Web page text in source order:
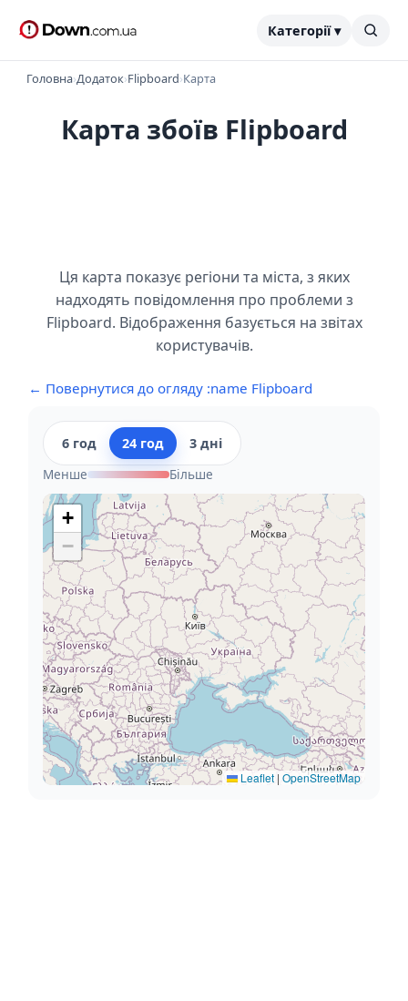
Категорії ▾
Головна›Додаток›Flipboard›Карта
Карта збоїв Flipboard
Ця карта показує регіони та міста, з яких
надходять повідомлення про проблеми з
Flipboard. Відображення базується на звітах
користувачів.
← Повернутися до огляду :name Flipboard
6 год 24 год
3 дні
Менше
Більше
+
−
Leaflet | OpenStreetMap